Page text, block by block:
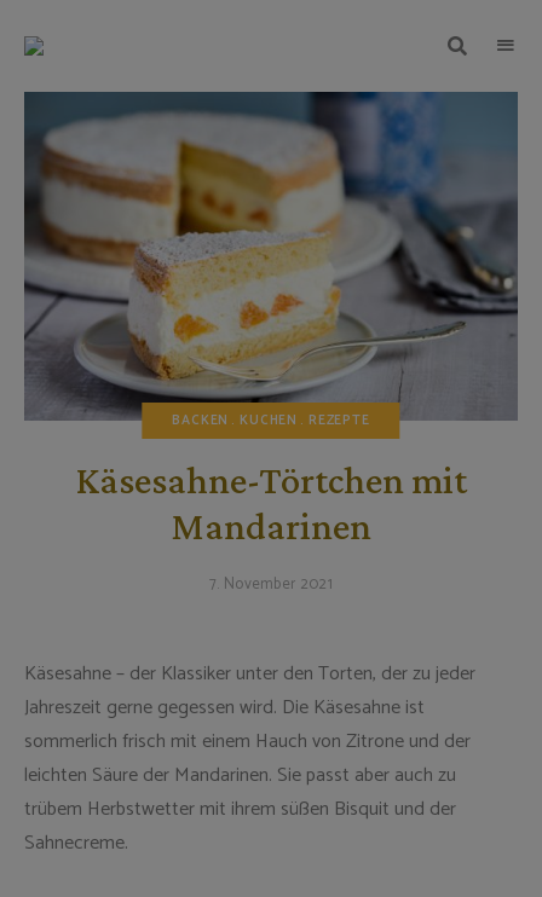
TEIGWUNDER
Backen
Herz
Leidenschaft
BACKEN KUCHEN REZEPTE
Käsesahne-Törtchen mit
Mandarinen
7. November 2021
Käsesahne – der Klassiker unter den Torten, der zu jeder
Jahreszeit gerne gegessen wird. Die Käsesahne ist
sommerlich frisch mit einem Hauch von Zitrone und der
leichten Säure der Mandarinen. Sie passt aber auch zu
trübem Herbstwetter mit ihrem süßen Bisquit und der
Sahnecreme.